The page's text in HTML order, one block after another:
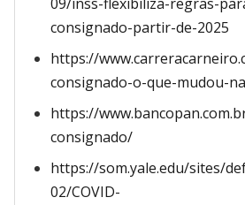
consignado-partir-de-2025
https://
consignado-o-que-mudou-
https://
consignado/
https://som.yale.edu/sites/
02/COVID-